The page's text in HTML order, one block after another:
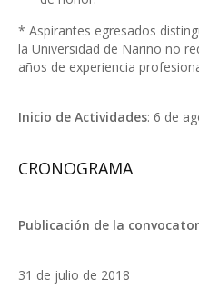
* Aspirantes egresados
la Universidad de Nariño no
años de experiencia
Inicio de Actividades: 6 de
CRONOGRAMA
Publicación de la
31 de julio de 2018